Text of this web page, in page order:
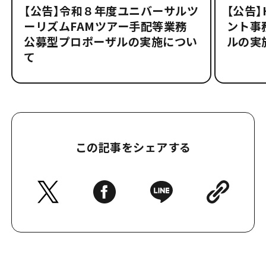
【公告】令和８年度ユニバーサルツ
ーリズムFAMツアー手配等業務
公募型プロポーザルの実施につい
て
【公告
ント事
ルの実
この記事をシェアする